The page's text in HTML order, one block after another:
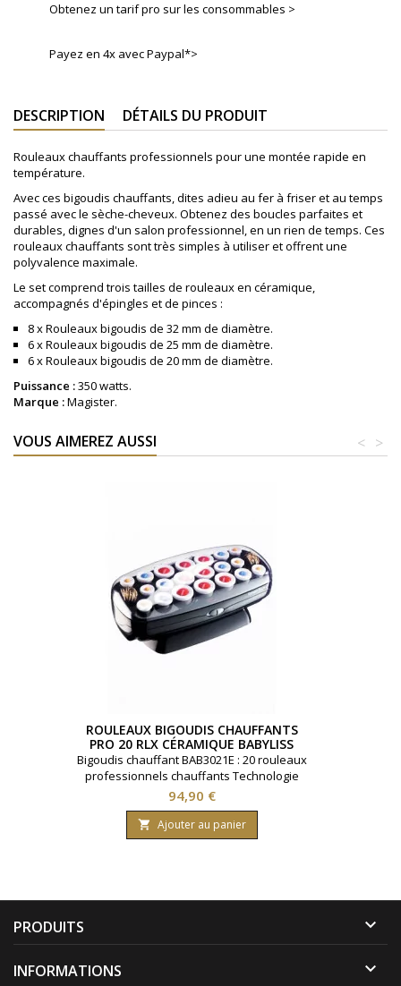
Obtenez un tarif pro sur les consommables >
Payez en 4x avec Paypal*>
DESCRIPTION DÉTAILS DU PRODUIT
Rouleaux chauffants professionnels pour une montée rapide en
température.
Avec ces bigoudis chauffants, dites adieu au fer à friser et au temps
passé avec le sèche-cheveux. Obtenez des boucles parfaites et
durables, dignes d'un salon professionnel, en un rien de temps. Ces
rouleaux chauffants sont très simples à utiliser et offrent une
polyvalence maximale.
Le set comprend trois tailles de rouleaux en céramique,
accompagnés d'épingles et de pinces :
8 x Rouleaux bigoudis de 32 mm de diamètre.
6 x Rouleaux bigoudis de 25 mm de diamètre.
6 x Rouleaux bigoudis de 20 mm de diamètre.
Puissance :350 watts.
Marque :Magister.
VOUS AIMEREZ AUSSI >
<
ROULEAUX BIGOUDIS CHAUFFANTS
PRO 20 RLX CÉRAMIQUE BABYLISS
PRO
Bigoudis chauffant BAB3021E : 20 rouleaux
professionnels chauffants Technologie
Céramique par Babyliss Pro
Prix
94,90 €
 Ajouter au panier
PRODUITS 
INFORMATIONS 